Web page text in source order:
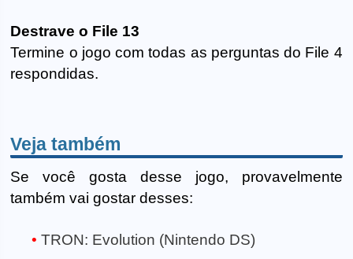
Destrave o File 13
Termine o jogo com todas as perguntas do File 4
respondidas.
Veja também
Se você gosta desse jogo, provavelmente
também vai gostar desses:
TRON: Evolution (Nintendo DS)